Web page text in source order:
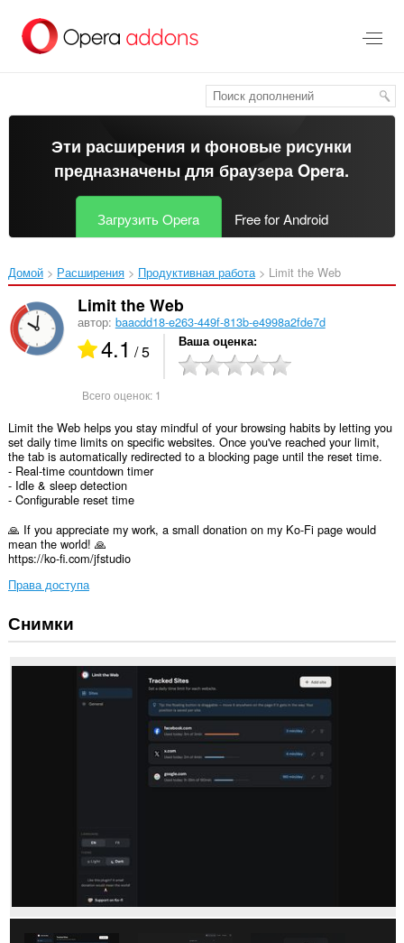
перейти
Эти расширения и фоновые рисунки
предназначены длябраузера Opera.
Загрузить Opera Free for Android
Домой Расширения Продуктивная работа Limit the Web‎
Limit the Web
автор: baacdd18-e263-449f-813b-e4998a2fde7d
4.1 / 5 Ваша оценка
Всего оценок: 1
Limit the Web helps you stay mindful of your browsing habits by letting you
set daily time limits on specific websites. Once you've reached your limit,
the tab is automatically redirected to a blocking page until the reset time.
- Real-time countdown timer
- Idle & sleep detection
- Configurable reset time
🙏 If you appreciate my work, a small donation on my Ko-Fi page would
mean the world! 🙏
https://ko-fi.com/jfstudio
Права доступа
У
этого
есть
и
Снимки